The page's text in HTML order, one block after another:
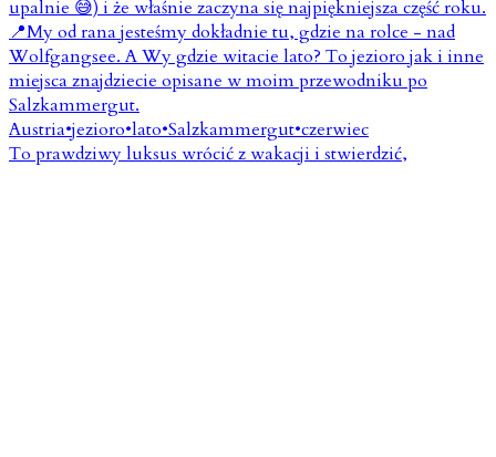
To prawdziwy luksus wrócić z wakacji i stwierdzić,